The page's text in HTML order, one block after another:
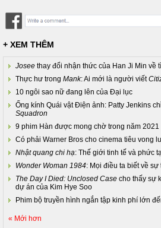
+ XEM THÊM
Josee thay đổi nhận thức của Han Ji Min về
Thực hư trong Mank: Ai mới là người viết
10 ngôi sao nữ đang lên của Đại lục
Ống kính Quái vật Điện ảnh: Patty Jenkins
Squadron
9 phim Hàn được mong chờ trong năm 2021
Có phải Warner Bros cho cinema tiêu vong
Nhật quang chi hạ: Thế giới tinh tế và phức
Wonder Woman 1984: Mọi điều ta biết về
The Day I Died: Unclosed Case cho thấy sự
dự án của Kim Hye Soo
Phim bộ truyền hình ngắn tập kinh phí lớn
« Mới hơn